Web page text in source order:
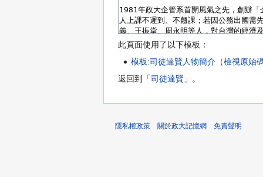
此頁面使用了以下模板：
模板:司徒達賢人物簡介 （檢視原始
返回到「司徒達賢 」。
隱私權政策 關於政大記憶網 免責聲明